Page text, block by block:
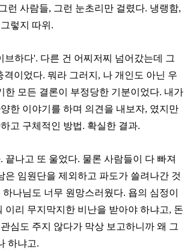
런 사람들, 그런 눈초리만 걸렸다. 냉랭함,
렇지 따위.
하다'. 다른 건 어찌저찌 넘어갔는데 그
이었다. 뭐라 그러지, 나 개인도 아닌 우
한 모든 결론이 부정당한 기분이었다. 내가
한 이야기를 하며 의견을 내보자, 였지만
고 구체적인 방법. 확실한 결과.
나고 또 울었다. 물론 사람들이 다 빠져
임원단을 제외하고 파도가 쓸려나간 것
나님도 너무 원망스러웠다. 욥의 심정이
리 무지막지한 비난을 받아야 하냐고, 돈
심도 주지 않다가 막상 보고하니까 왜 그
하냐고.